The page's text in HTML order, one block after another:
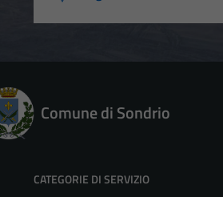
Comune di Sondrio
CATEGORIE DI SERVIZIO